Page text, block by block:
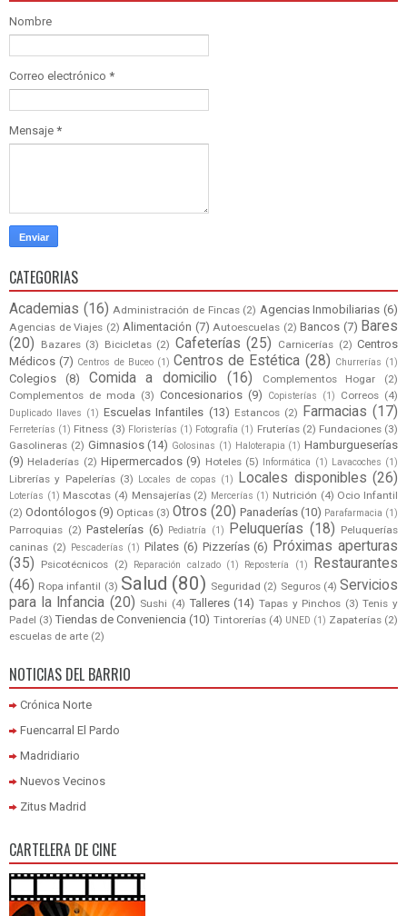
Nombre
Correo electrónico *
Mensaje *
CATEGORIAS
Academias (16) Administración de Fincas (2) Agencias Inmobiliarias (6)
Agencias de Viajes (2) Alimentación (7) Autoescuelas (2) Bancos (7) Bares
(20)
Bazares (3) Bicicletas (2) Cafeterías (25) Carnicerías (2) Centros
Médicos (7) Centros de Buceo (1) Centros de Estética (28) Churrerías (1)
Colegios (8) Comida a domicilio (16) Complementos Hogar
(2)
Complementos de moda (3) Concesionarios (9) Copisterías (1) Correos (4)
Duplicado llaves (1) Escuelas Infantiles (13) Estancos (2) Farmacias (17)
Ferreterías (1) Fitness (3) Floristerías (1) Fotografía (1) Fruterías (2) Fundaciones (3)
Gasolineras (2) Gimnasios (14) Golosinas (1) Haloterapia (1) Hamburgueserías
(9) Heladerías (2) Hipermercados (9) Hoteles (5) Informática (1) Lavacoches (1)
Librerías y Papelerías (3) Locales de copas (1) Locales disponibles (26)
Loterías (1) Mascotas (4) Mensajerías (2) Mercerías (1) Nutrición (4) Ocio Infantil
(2) Odontólogos (9) Opticas (3) Otros (20) Panaderías (10) Parafarmacia (1)
Parroquias (2) Pastelerías (6) Pediatría (1) Peluquerías (18) Peluquerías
caninas (2) Pescaderías (1) Pilates (6) Pizzerías (6) Próximas aperturas
(35)
Psicotécnicos (2) Reparación calzado (1) Repostería (1)
Restaurantes
(46) Ropa infantil (3) Salud (80) Seguridad (2) Seguros (4) Servicios
para la Infancia (20) Sushi (4) Talleres (14) Tapas y Pinchos (3) Tenis y
Padel (3) Tiendas de Conveniencia (10) Tintorerías (4) UNED (1) Zapaterías (2)
escuelas de arte (2)
NOTICIAS DEL BARRIO
Crónica Norte
Fuencarral El Pardo
Madridiario
Nuevos Vecinos
Zitus Madrid
CARTELERA DE CINE